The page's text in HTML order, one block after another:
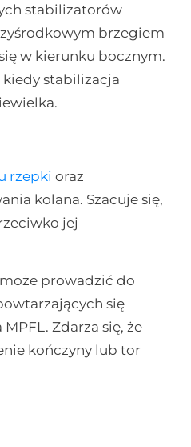
stabilizatorów
brzegiem
w kierunku bocznym.
stabilizacja
rzepki oraz
kolana. Szacuje się,
jej
prowadzić do
się
Zdarza się, że
kończyny lub tor